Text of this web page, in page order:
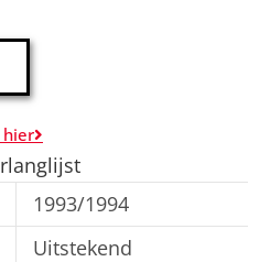
e
r
n
a
hier
1993/1994
Uitstekend